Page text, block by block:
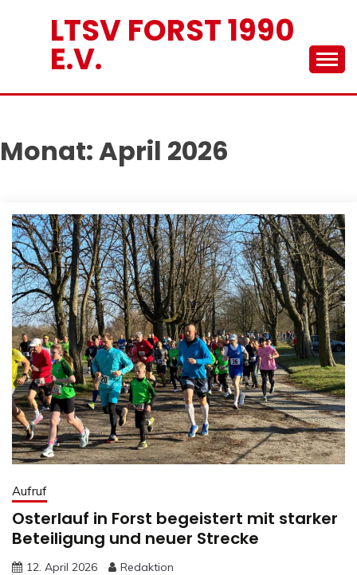
LTSV FORST 1990
E.V.
Monat:April 2026
Aufruf
Osterlauf in Forst begeistert mit starker
Beteiligung und neuer Strecke
12. April 2026 Redaktion